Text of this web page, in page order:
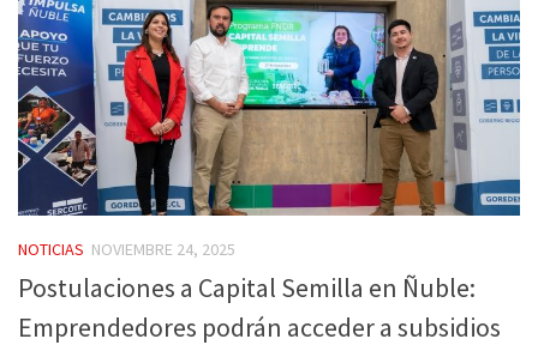
NOTICIAS NOVIEMBRE 24, 2025
Postulaciones a Capital Semilla en Ñuble:
Emprendedores podrán acceder a subsidios